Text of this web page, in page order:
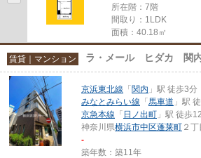
所在階：7階
間取り：1LDK
面積：40.18㎡
賃貸｜マンション ラ・メール ヒダカ 関
京浜東北線 「 関内 」駅 徒歩3分
みなとみらい線 「 馬車道 」駅
京急本線 「 日ノ出町 」駅 徒歩
神奈川県横浜市中区蓬莱町 ２丁
-
築年数：築11年